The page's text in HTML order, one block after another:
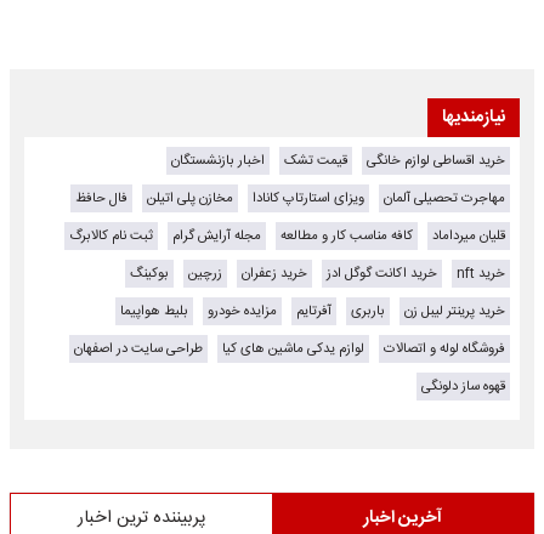
نیازمندیها
خرید اقساطی لوازم خانگی قیمت تشک
اخبار بازنشستگان
مهاجرت تحصیلی آلمان
ویزای استارتاپ کانادا مخازن پلی اتیلن
فال حافظ
قلیان میرداماد
کافه مناسب کار و مطالعه مجله آرایش گرام
ثبت نام کالابرگ
خرید nft
خرید اکانت گوگل ادز خرید زعفران زرچین
بوکینگ
خرید پرینتر لیبل زن
باربری آفرتایم مزایده خودرو
بلیط هواپیما
فروشگاه لوله و اتصالات
لوازم یدکی ماشین های کیا
طراحی سایت در اصفهان
قهوه ساز دلونگی
آخرین اخبار پربیننده ترین اخبار